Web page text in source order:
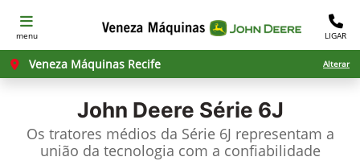
menu LIGAR
Veneza Máquinas Recife Alterar
John Deere Série 6J
Os tratores médios da Série 6J representam a
união da tecnologia com a confiabilidade